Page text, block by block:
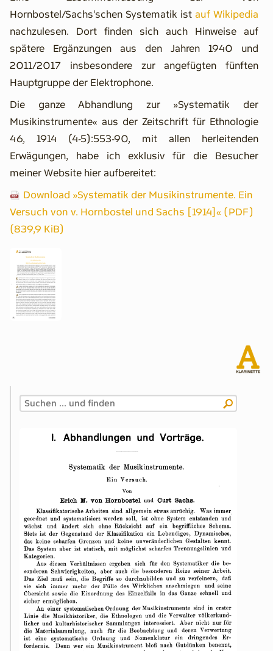
Hornbostel/Sachs'schen Systematik ist auf Wikipedia
nachzulesen. Dort finden sich auch Hinweise auf
spätere Ergänzungen aus den Jahren 1940 und
2011/2017 insbesondere zur angefügten fünften
Hauptgruppe der Elektrophone.
Die ganze Abhandlung zur »Systematik der
Musikinstrumente« aus der Zeitschrift für Ethnologie
46, 1914 (4-5):553-90, mit allen herleitenden
Erwägungen, habe ich exklusiv für die Besucher
meiner Website hier aufbereitet:
Download »Systematik der Musikinstrumente. Ein
Versuch von v. Hornbostel und Sachs [1914]« (PDF)
(839,9 KiB)